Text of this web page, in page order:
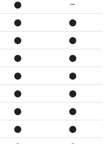
⬤ —
⬤ ⬤
⬤ ⬤
⬤ ⬤
⬤ ⬤
⬤ ⬤
⬤ ⬤
⬤ ⬤